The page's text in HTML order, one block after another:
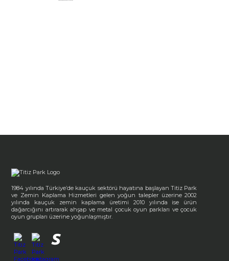
1984 yılında Türkiye’de kauçuk sektörü hayatına başlayan Titiz Park
ve Zemin Kaplama Hizmetleri gelen yoğun talepler üzerine 2002
yılında kauçuk zemin kaplama üretimi 2010 yılında ise ürün
dağarcığını artırarak ahşap ve metal çocuk oyun parkları ve çocuk
oyun grupları üzerine yoğunlaşmıştır.